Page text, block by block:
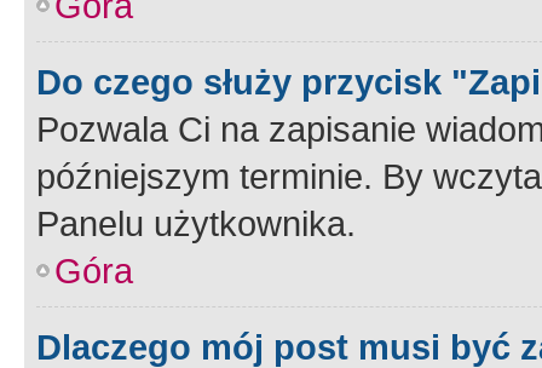
Do czego służy przycisk
Pozwala Ci na zapisanie
późniejszym terminie. By
Panelu użytkownika.
Góra
Dlaczego mój post musi być